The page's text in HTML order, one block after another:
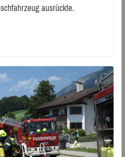
ausrückte.